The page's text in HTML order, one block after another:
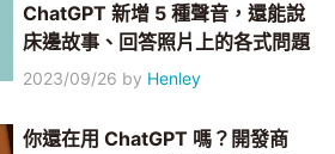
ChatGPT 新增 5 種聲音，還能說
床邊故事、回答照片上的各式問題
2023/09/26 by Henley
你還在用 ChatGPT 嗎？開發商